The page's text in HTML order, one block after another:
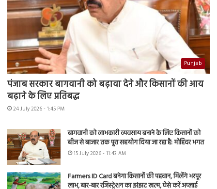
Punjab
पंजाब सरकार बागवानी को बढ़ावा देने और किसानों की आय
बढ़ाने के लिए प्रतिबद्ध
24 July 2026 - 1:45 PM
बागवानी को लाभकारी व्यवसाय बनाने के लिए किसानों को
बीज से बाजार तक पूरा सहयोग दिया जा रहा है: मोहिंदर भगत
15 July 2026 - 11:43 AM
Farmers ID Card बनेगा किसानों की पहचान, मिलेंगे भरपूर
लाभ, बार-बार रजिस्ट्रेशन का झंझट खत्म, ऐसे करें अप्लाई